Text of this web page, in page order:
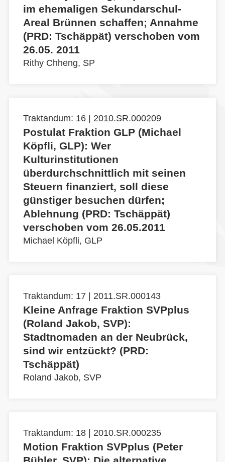
im ehemaligen Sekundarschul-
Areal Brünnen schaffen; Annahme
(PRD: Tschäppät) verschoben vom
26.05. 2011
Rithy Chheng, SP
Traktandum: 16 | 2010.SR.000209
Postulat Fraktion GLP (Michael
Köpfli, GLP): Wer
Kulturinstitutionen
überdurchschnittlich mit seinen
Steuern finanziert, soll diese
günstiger besuchen dürfen;
Ablehnung (PRD: Tschäppät)
verschoben vom 26.05.2011
Michael Köpfli, GLP
Traktandum: 17 | 2011.SR.000143
Kleine Anfrage Fraktion SVPplus
(Roland Jakob, SVP):
Stadtnomaden an der Neubrück,
sind wir entzückt? (PRD:
Tschäppät)
Roland Jakob, SVP
Traktandum: 18 | 2010.SR.000235
Motion Fraktion SVPplus (Peter